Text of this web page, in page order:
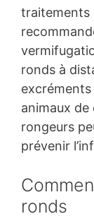
traitements
ronds à
animaux
rongeurs
prévenir
ronds